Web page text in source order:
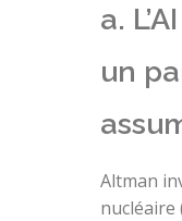
a.
un
Altman
nucléaire